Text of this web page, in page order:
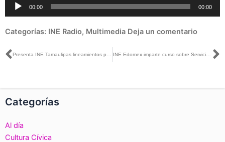
Reproductor
00:00 00:00
Categorías: INE Radio, Multimedia Deja un comentario
Ant INE Edomex imparte curso sobre Servicio Profesional Electoral Nacional a personal de recién ingreso al OPLE
Categorías
Al día
Cultura Cívica